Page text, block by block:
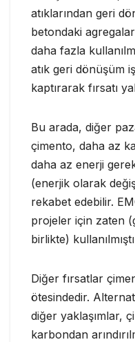
atıklarından geri
betondaki
daha fazla
atık geri dönüşüm
kaptırarak fırsatı
Bu arada, diğer
çimento, daha az
daha az enerji
(enerjik olarak
rekabet edebilir.
projeler için zaten
birlikte)
Diğer fırsatlar
ötesindedir.
diğer yaklaşımlar,
karbondan